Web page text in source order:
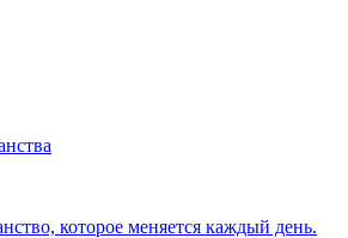
которое меняется каждый день.